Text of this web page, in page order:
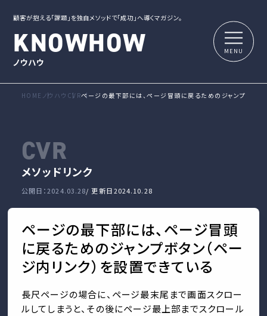
顧客が抱える「課題」を独自メソッドで「成功」へ導くマガジン。
KNOWHOW
ノウハウ
HOME ノウハウ CVRページの最下部には、ページ冒頭に戻るためのジャンプボタン
CVR
メソッドリンク
公開日：2024.03.28/ 更新日2024.10.28
ページの最下部には、ページ冒頭
に戻るためのジャンプボタン（ペー
ジ内リンク）を設置できている
長尺ページの場合に、ページ最末尾まで画面スクロー
ルしてしまうと、その後にページ最上部までスクロール